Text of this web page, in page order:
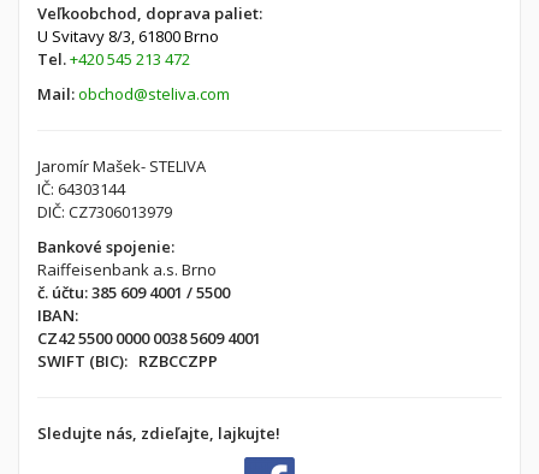
Veľkoobchod, doprava paliet:
U Svitavy 8/3,61800 Brno
Tel.+420 545 213 472
Mail:obchod@steliva.com
Jaromír Mašek- STELIVA
IČ: 64303144
DIČ: CZ7306013979
Bankové spojenie:
Raiffeisenbank a.s. Brno
č. účtu: 385 609 4001 / 5500
IBAN:
CZ42 5500 0000 0038 5609 4001
SWIFT (BIC): RZBCCZPP
Sledujte nás, zdieľajte, lajkujte!